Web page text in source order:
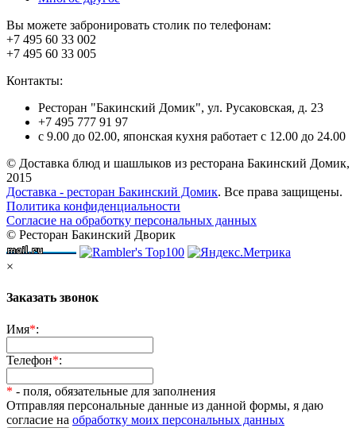
Вы можете забронировать столик по телефонам:
+7 495 60 33 002
+7 495 60 33 005
Контакты:
Ресторан "Бакинский Домик", ул. Русаковская, д. 23
+7 495 777 91 97
с 9.00 до 02.00, японская кухня работает с 12.00 до 24.00
© Доставка блюд и шашлыков из ресторана Бакинский Домик,
2015
Доставка - ресторан Бакинский Домик. Все права защищены.
Политика конфиденциальности
Согласие на обработку персональных данных
© Ресторан Бакинский Дворик
×
Заказать звонок
Имя*:
Телефон*:
* - поля, обязательные для заполнения
Отправляя персональные данные из данной формы, я даю
согласие на обработку моих персональных данных